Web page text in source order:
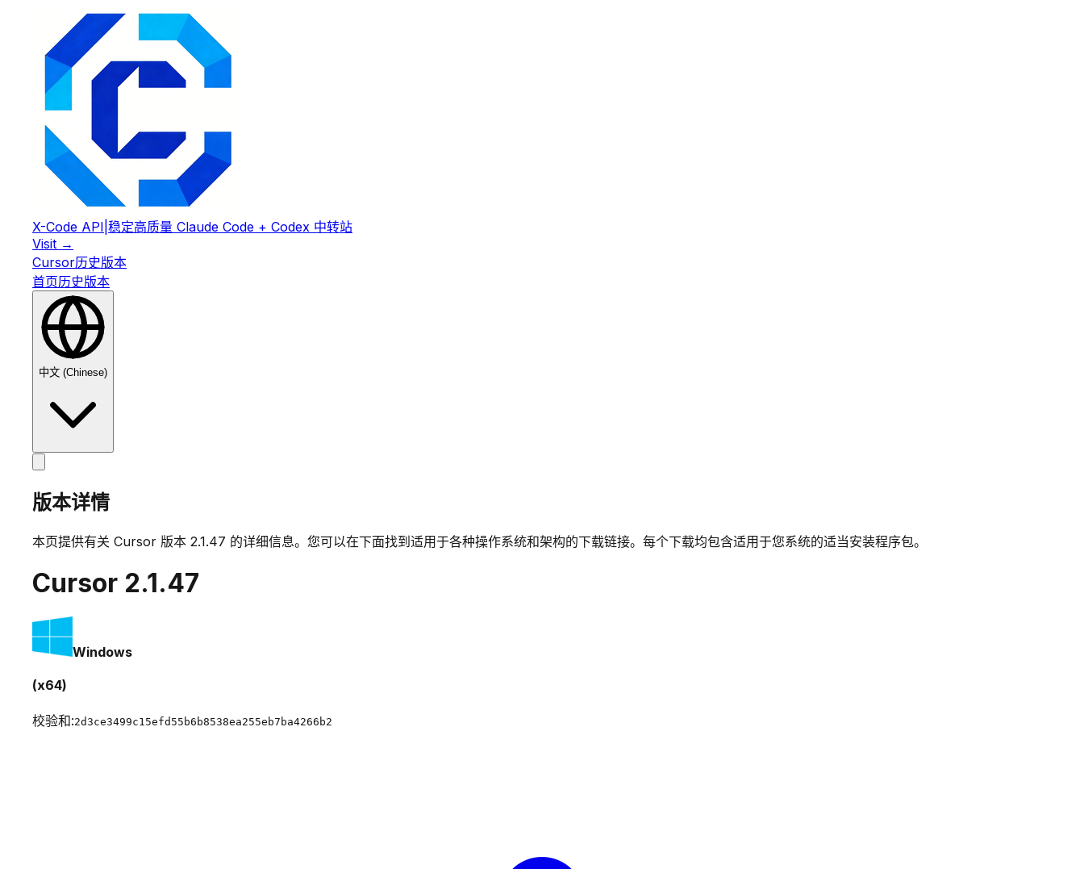
X-Code API 稳定高质量 Claude Code + Codex 中转站
Visit →
Cursor历史版本
首页历史版本
中文 (Chinese)
版本详情
本页提供有关 Cursor 版本 2.1.47 的详细信息。您可以在下面找到适用于各种操作系统和架构的下载链接。每个下载均包含适用于您系统的适当安装程序包。
Cursor 2.1.47
Windows
(x64)
校验和:2d3ce3499c15efd55b6b8538ea255eb7ba4266b2